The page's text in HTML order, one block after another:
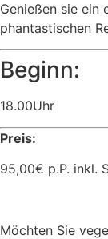
Genießen sie ein
phantastischen
Beginn:
18.00Uhr
Preis:
95,00€ p.P. inkl.
Möchten Sie